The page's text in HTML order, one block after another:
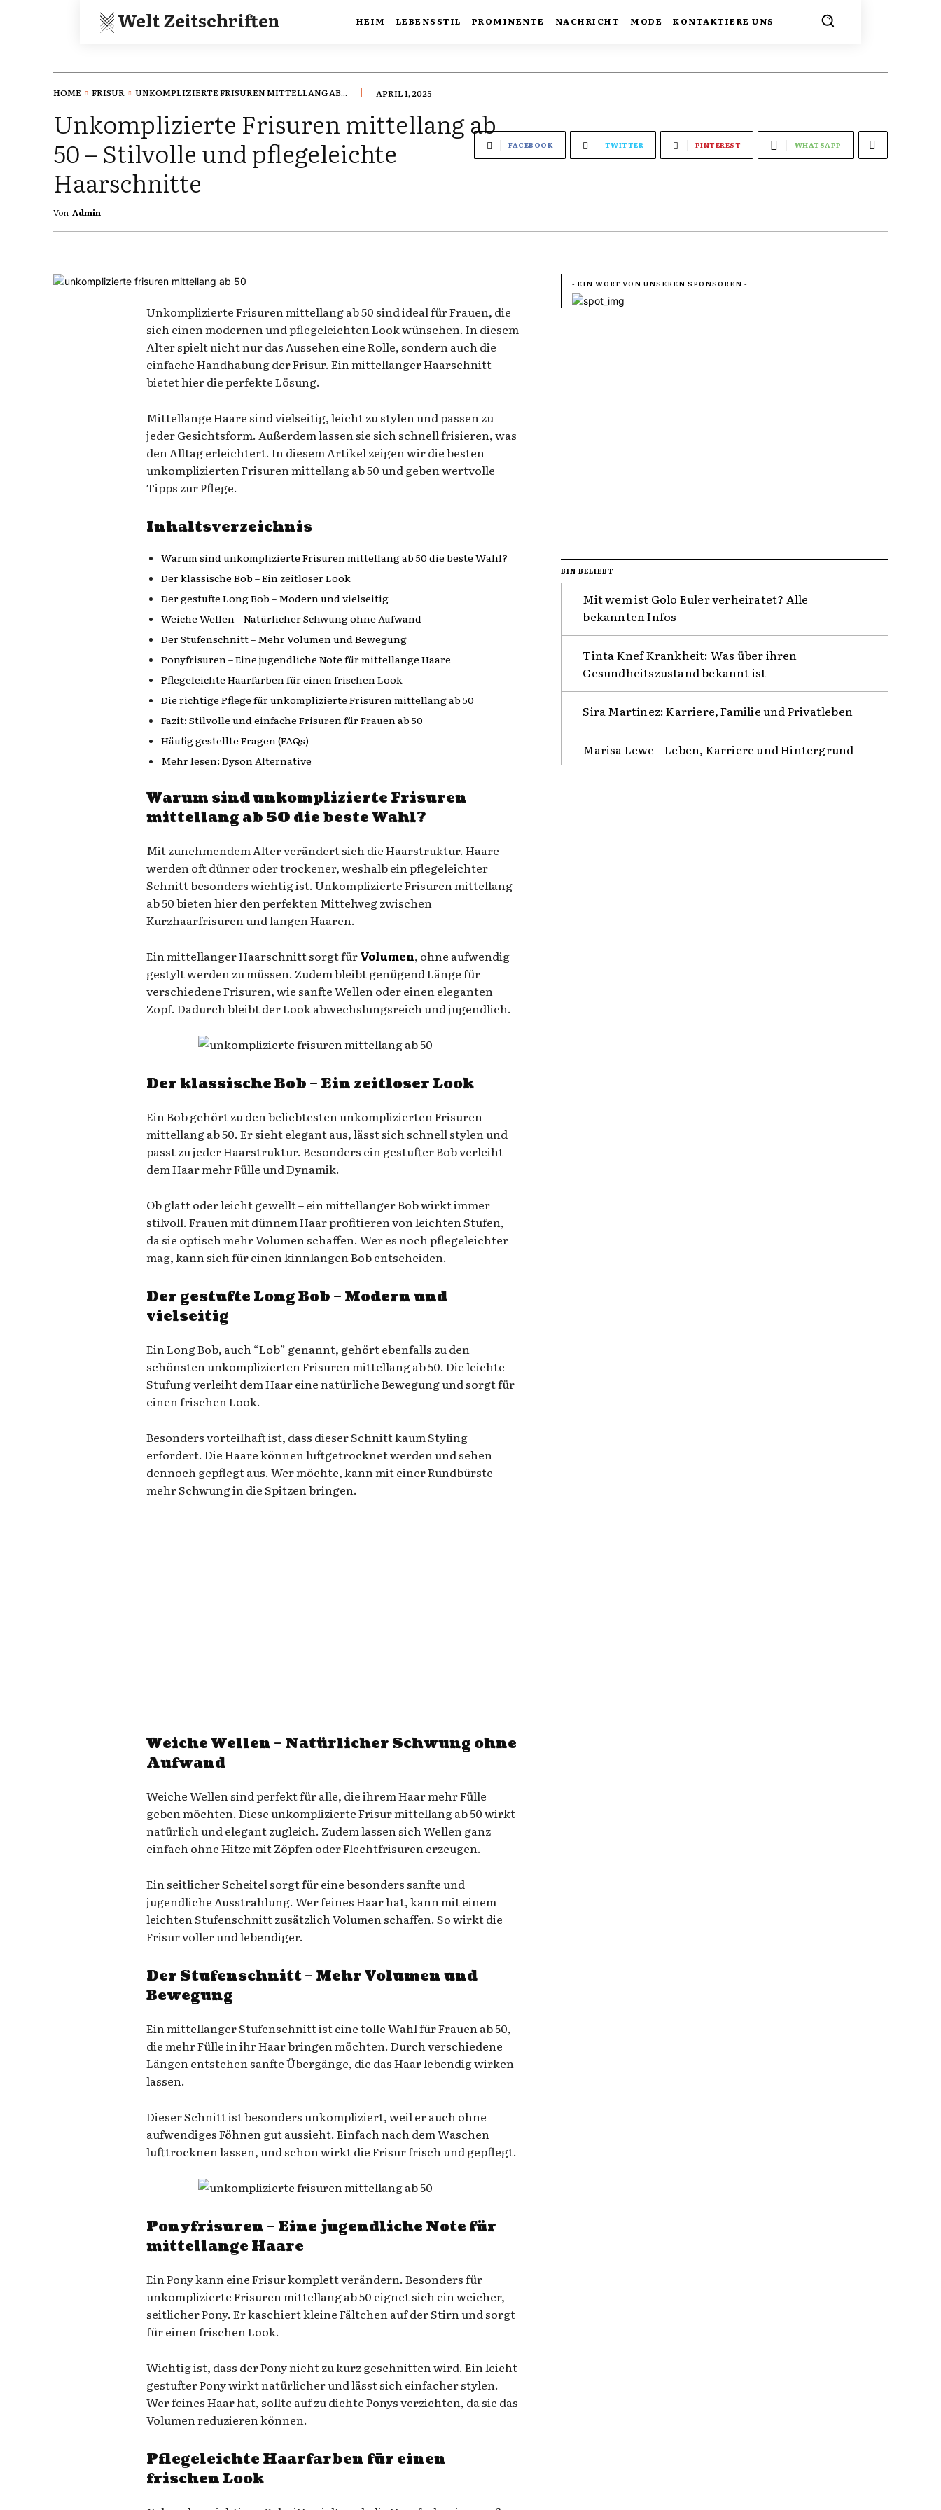
Welt Zeitschriften HEIM LEBENSSTIL PROMINENTE NACHRICHT MODE KONTAKTIERE UNS
HOME FRISUR UNKOMPLIZIERTE FRISUREN MITTELLANG AB... APRIL 1, 2025
Unkomplizierte Frisuren mittellang ab
50 – Stilvolle und pflegeleichte
Haarschnitte
Von Admin
FACEBOOK TWITTER PINTEREST WHATSAPP
Unkomplizierte Frisuren mittellang ab 50 sind ideal für Frauen, die
sich einen modernen und pflegeleichten Look wünschen. In diesem
Alter spielt nicht nur das Aussehen eine Rolle, sondern auch die
einfache Handhabung der Frisur. Ein mittellanger Haarschnitt
bietet hier die perfekte Lösung.
Mittellange Haare sind vielseitig, leicht zu stylen und passen zu
jeder Gesichtsform. Außerdem lassen sie sich schnell frisieren, was
den Alltag erleichtert. In diesem Artikel zeigen wir die besten
unkomplizierten Frisuren mittellang ab 50 und geben wertvolle
Tipps zur Pflege.
Inhaltsverzeichnis
Warum sind unkomplizierte Frisuren mittellang ab 50 die beste Wahl?
Der klassische Bob – Ein zeitloser Look
Der gestufte Long Bob – Modern und vielseitig
Weiche Wellen – Natürlicher Schwung ohne Aufwand
Der Stufenschnitt – Mehr Volumen und Bewegung
Ponyfrisuren – Eine jugendliche Note für mittellange Haare
Pflegeleichte Haarfarben für einen frischen Look
Die richtige Pflege für unkomplizierte Frisuren mittellang ab 50
Fazit: Stilvolle und einfache Frisuren für Frauen ab 50
Häufig gestellte Fragen (FAQs)
Mehr lesen: Dyson Alternative
Warum sind unkomplizierte Frisuren
mittellang ab 50 die beste Wahl?
Mit zunehmendem Alter verändert sich die Haarstruktur. Haare
werden oft dünner oder trockener, weshalb ein pflegeleichter
Schnitt besonders wichtig ist. Unkomplizierte Frisuren mittellang
ab 50 bieten hier den perfekten Mittelweg zwischen
Kurzhaarfrisuren und langen Haaren.
Ein mittellanger Haarschnitt sorgt fürVolumen, ohne aufwendig
gestylt werden zu müssen. Zudem bleibt genügend Länge für
verschiedene Frisuren, wie sanfte Wellen oder einen eleganten
Zopf. Dadurch bleibt der Look abwechslungsreich und jugendlich.
Der klassische Bob – Ein zeitloser Look
Ein Bob gehört zu den beliebtesten unkomplizierten Frisuren
mittellang ab 50. Er sieht elegant aus, lässt sich schnell stylen und
passt zu jeder Haarstruktur. Besonders ein gestufter Bob verleiht
dem Haar mehr Fülle und Dynamik.
Ob glatt oder leicht gewellt – ein mittellanger Bob wirkt immer
stilvoll. Frauen mit dünnem Haar profitieren von leichten Stufen,
da sie optisch mehr Volumen schaffen. Wer es noch pflegeleichter
mag, kann sich für einen kinnlangen Bob entscheiden.
Der gestufte Long Bob – Modern und
vielseitig
Ein Long Bob, auch “Lob” genannt, gehört ebenfalls zu den
schönsten unkomplizierten Frisuren mittellang ab 50. Die leichte
Stufung verleiht dem Haar eine natürliche Bewegung und sorgt für
einen frischen Look.
Besonders vorteilhaft ist, dass dieser Schnitt kaum Styling
erfordert. Die Haare können luftgetrocknet werden und sehen
dennoch gepflegt aus. Wer möchte, kann mit einer Rundbürste
mehr Schwung in die Spitzen bringen.
Weiche Wellen – Natürlicher Schwung ohne
Aufwand
Weiche Wellen sind perfekt für alle, die ihrem Haar mehr Fülle
geben möchten. Diese unkomplizierte Frisur mittellang ab 50 wirkt
natürlich und elegant zugleich. Zudem lassen sich Wellen ganz
einfach ohne Hitze mit Zöpfen oder Flechtfrisuren erzeugen.
Ein seitlicher Scheitel sorgt für eine besonders sanfte und
jugendliche Ausstrahlung. Wer feines Haar hat, kann mit einem
leichten Stufenschnitt zusätzlich Volumen schaffen. So wirkt die
Frisur voller und lebendiger.
Der Stufenschnitt – Mehr Volumen und
Bewegung
Ein mittellanger Stufenschnitt ist eine tolle Wahl für Frauen ab 50,
die mehr Fülle in ihr Haar bringen möchten. Durch verschiedene
Längen entstehen sanfte Übergänge, die das Haar lebendig wirken
lassen.
Dieser Schnitt ist besonders unkompliziert, weil er auch ohne
aufwendiges Föhnen gut aussieht. Einfach nach dem Waschen
lufttrocknen lassen, und schon wirkt die Frisur frisch und gepflegt.
Ponyfrisuren – Eine jugendliche Note für
mittellange Haare
Ein Pony kann eine Frisur komplett verändern. Besonders für
unkomplizierte Frisuren mittellang ab 50 eignet sich ein weicher,
seitlicher Pony. Er kaschiert kleine Fältchen auf der Stirn und sorgt
für einen frischen Look.
Wichtig ist, dass der Pony nicht zu kurz geschnitten wird. Ein leicht
gestufter Pony wirkt natürlicher und lässt sich einfacher stylen.
Wer feines Haar hat, sollte auf zu dichte Ponys verzichten, da sie das
Volumen reduzieren können.
Pflegeleichte Haarfarben für einen
frischen Look
- EIN WORT VON UNSEREN SPONSOREN -
BIN BELIEBT
Mit wem ist Golo Euler verheiratet? Alle
bekannten Infos
Tinta Knef Krankheit: Was über ihren
Gesundheitszustand bekannt ist
Sira Martínez: Karriere, Familie und Privatleben
Marisa Lewe – Leben, Karriere und Hintergrund